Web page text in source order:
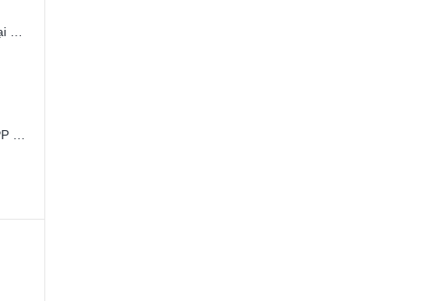
Bồn nhựa Đại Thành 5000L đứng